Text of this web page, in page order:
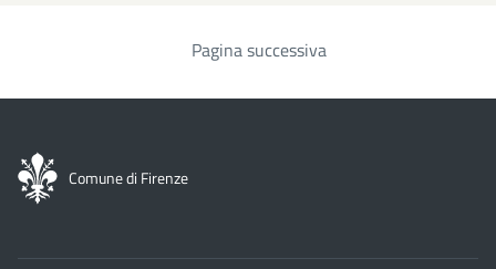
Pagina successiva
Comune di Firenze